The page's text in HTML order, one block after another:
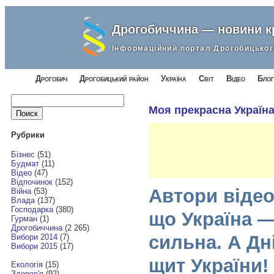
Дрогобиччина — новини
Інформаційний портал
Дрогобич Дрогобицький район Україна Світ Відео
Найти:
Рубрики
Бізнес (51)
Будмат(11)
Відео(47)
Відпочинок(152)
Війна(53)
Влада(137)
Господарка(380)
Гурман(1)
Дрогобиччина(2 265)
Вибори 2014(7)
Вибори 2015(17)
Екологія(15)
Моя прекрасна Україна
Автори
що Україна
сильна. А
щит